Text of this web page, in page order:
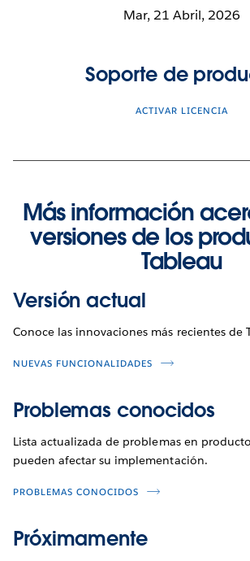
Mar, 21 Abril, 2026
Soporte de
ACTIVAR LICENCIA
Más información
versiones de los
Tableau
Versión actual
Conoce las innovaciones más recientes de
NUEVAS FUNCIONALIDADES
Problemas conocidos
Lista actualizada de problemas en
pueden afectar su implementación.
PROBLEMAS CONOCIDOS
Próximamente